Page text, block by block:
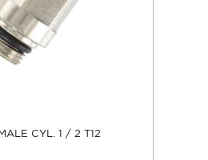
CYL. 1 / 2 T12